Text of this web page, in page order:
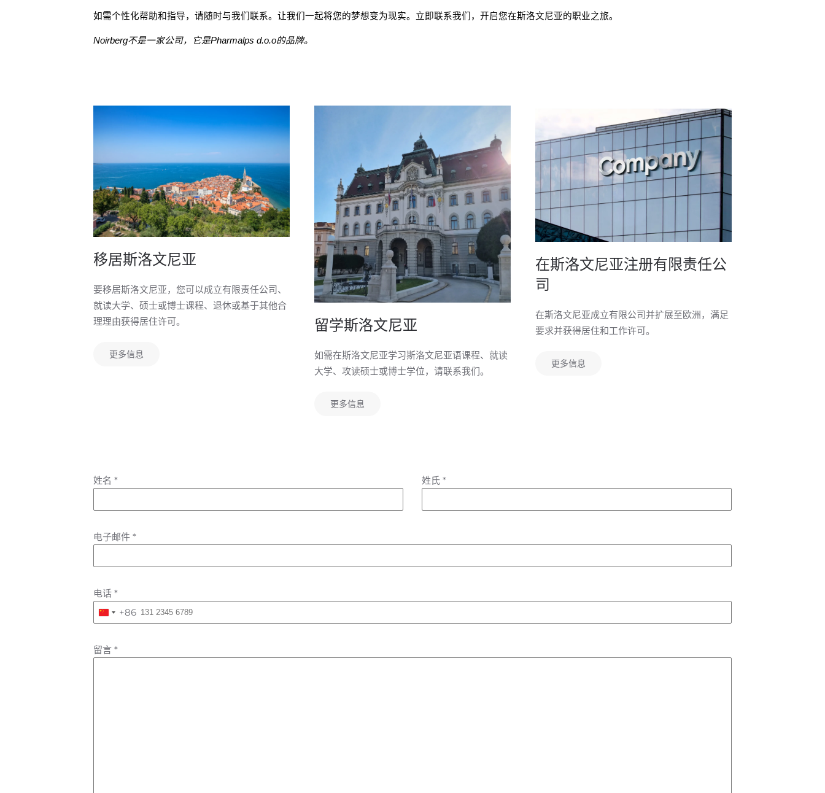
如需个性化帮助和指导，请随时与我们联系。让我们一起将您的梦想变为现实。立即联系我们，开启您在斯洛文尼亚的职业之旅。
Noirberg不是一家公司，它是Pharmalps d.o.o的品牌。
移居斯洛文尼亚
要移居斯洛文尼亚，您可以成立有限责任公司、
就读大学、硕士或博士课程、退休或基于其他合
理理由获得居住许可。
更多信息
留学斯洛文尼亚
如需在斯洛文尼亚学习斯洛文尼亚语课程、就读
大学、攻读硕士或博士学位，请联系我们。
更多信息
在斯洛文尼亚注册有限责任公
司
在斯洛文尼亚成立有限公司并扩展至欧洲，满足
要求并获得居住和工作许可。
更多信息
姓名 * 姓氏 *
电子邮件 *
电话 *
China
+86
留言 *